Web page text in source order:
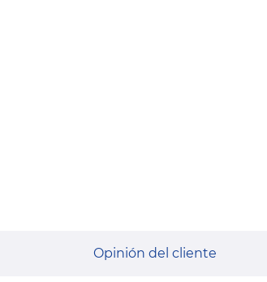
Opinión del cliente